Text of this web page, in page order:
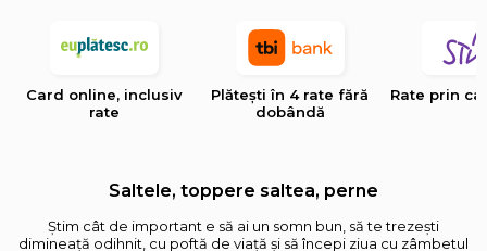
Card online, inclusiv
rate
Plătești în 4 rate fără
dobândă
Rate prin
Saltele, toppere saltea, perne
Știm cât de important e să ai un somn bun, să te trezești
dimineață odihnit, cu poftă de viață și să începi ziua cu zâmbetul